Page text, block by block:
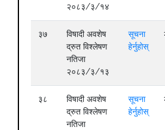
२०८३/३/१४
३७
विषादी अवशेष
द्रुत विश्लेषण
नतिजा
२०८३/३/१३
सूचना
हेर्नुहोस्
३८
विषादी अवशेष
द्रुत विश्लेषण
नतिजा
सूचना
हेर्नुहोस्